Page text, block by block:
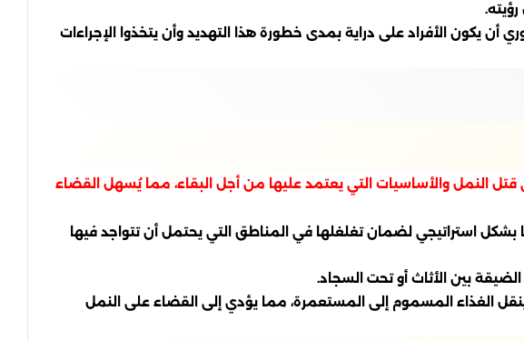
أن يكون الأفراد على دراية بمدى خطورة هذا التهديد وأن يتخذوا الإجراءات
النمل والأساسيات التي يعتمد عليها من أجل البقاء، مما يُسهل القضاء
استراتيجي لضمان تغلغلها في المناطق التي يحتمل أن تتواجد فيها
بين الأثاث أو تحت السجاد.
ينقل الغذاء المسموم إلى المستعمرة، مما يؤدي إلى القضاء على النمل